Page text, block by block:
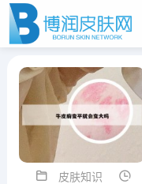
皮肤知识